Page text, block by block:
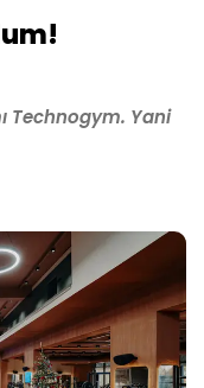
Technogym. Yani